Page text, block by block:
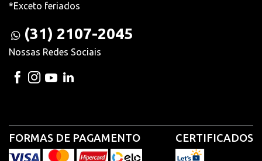
*Exceto feriados
(31) 2107-2045
Nossas Redes Sociais
FORMAS DE PAGAMENTO CERTIFICADOS